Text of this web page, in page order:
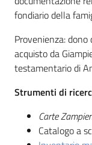
Risorse
online
fondiario della
Provenienza: dono
acquisto da
testamentario di
Strumenti di
Carte
Catalogo a